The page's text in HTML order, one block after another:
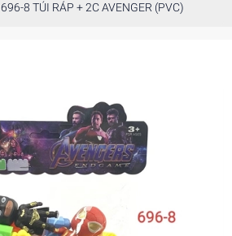
696-8 TÚI RÁP + 2C AVENGER (PVC)